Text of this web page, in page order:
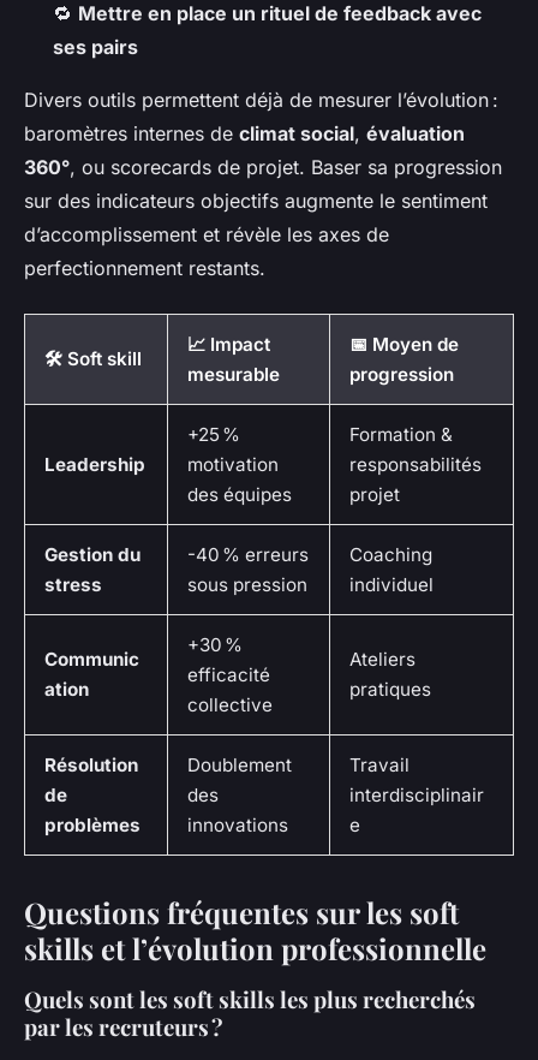
🔁 Mettre en place un rituel de feedback avec
ses pairs
Divers outils permettent déjà de mesurer l’évolution :
baromètres internes de climat social, évaluation
360°, ou scorecards de projet. Baser sa progression
sur des indicateurs objectifs augmente le sentiment
d’accomplissement et révèle les axes de
perfectionnement restants.
🛠️ Soft skill
📈 Impact
mesurable
📅 Moyen de
progression
Leadership
+25 %
motivation
des équipes
Formation &
responsabilités
projet
Gestion du
stress
-40 % erreurs
sous pression
Coaching
individuel
Communic
ation
+30 %
efficacité
collective
Ateliers
pratiques
Résolution
de
problèmes
Doublement
des
innovations
Travail
interdisciplinair
e
Questions fréquentes sur les soft
skills et l’évolution professionnelle
Quels sont les soft skills les plus recherchés
par les recruteurs ?